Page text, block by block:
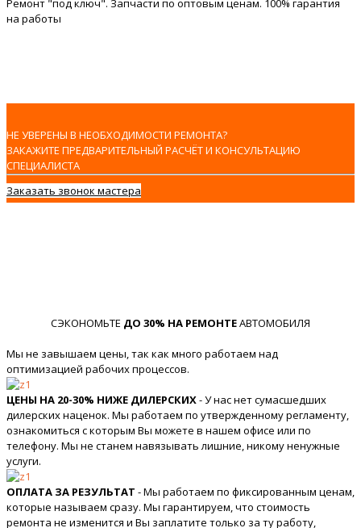
Ремонт "под ключ". Запчасти по оптовым ценам. 100% гарантия
на работы
НЕ УВЕРЕНЫ В НЕОБХОДИМОСТИ РЕМОНТА?
ЗАКАЖИТЕ ПРЕДВАРИТЕЛЬНЫЙ РАСЧЁТ И КОНСУЛЬТАЦИЮ
СПЕЦИАЛИСТА
Заказать звонок мастера
СЭКОНОМЬТЕ ДО 30% НА РЕМОНТЕАВТОМОБИЛЯ
Мы не завышаем цены, так как много работаем над
оптимизацией рабочих процессов.
ЦЕНЫ НА 20-30% НИЖЕ ДИЛЕРСКИХ- У нас нет сумасшедших
дилерских наценок. Мы работаем по утвержденному регламенту,
ознакомиться с которым Вы можете в нашем офисе или по
телефону. Мы не станем навязывать лишние, никому ненужные
услуги.
ОПЛАТА ЗА РЕЗУЛЬТАТ - Мы работаем по фиксированным ценам,
которые называем сразу. Мы гарантируем, что стоимость
ремонта не изменится и Вы заплатите только за ту работу,